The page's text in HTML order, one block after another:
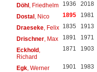
Döhl, Friedhelm 1936 2018
Dostal, Nico 1895 1981
Draeseke, Felix 1835 1913
Drischner, Max 1891 1971
Eckhold,
Richard
1871 1903
Egk, Werner 1901 1983